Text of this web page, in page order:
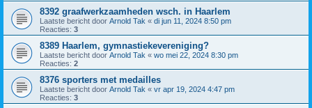
8392 graafwerkzaamheden wsch. in Haarlem
Laatste bericht door Arnold Tak « di jun 11, 2024 8:50 pm
Reacties: 3
8389 Haarlem, gymnastiekevereniging?
Laatste bericht door Arnold Tak « wo mei 22, 2024 8:30 pm
Reacties: 2
8376 sporters met medailles
Laatste bericht door Arnold Tak « vr apr 19, 2024 4:47 pm
Reacties: 3